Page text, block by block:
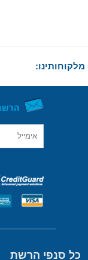
מלקוחותינו:
כל סנפי הרשת